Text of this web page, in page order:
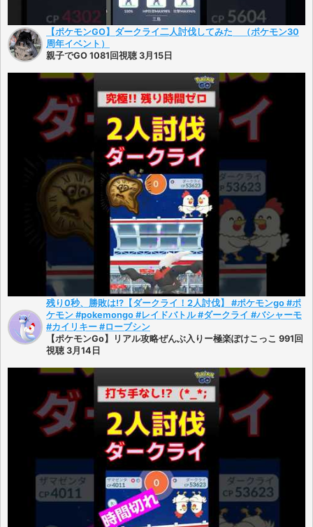
【ポケモンGO】ダークライ二人討伐してみた （ポケモン30
周年イベント）
親子でGO 1081回視聴 3月15日
残り0秒、勝敗は!?【ダークライ！2人討伐】 #ポケモンgo #ポ
ケモン #pokemongo #レイドバトル #ダークライ #バシャーモ
#カイリキー #ローブシン
【ポケモンGo】リアル攻略ぜんぶ入りー極楽ぽけこっこ 991回
視聴 3月14日